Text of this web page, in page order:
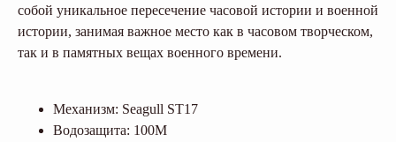
собой уникальное пересечение часовой истории и военной
истории, занимая важное место как в часовом творческом,
так и в памятных вещах военного времени.
Механизм: Seagull ST17
Водозащита: 100M